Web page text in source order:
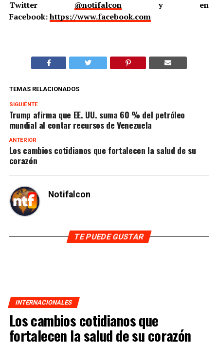
Twitter @notifalcony en
Facebook:https://www.facebook.com
TEMAS RELACIONADOS
SIGUIENTE
Trump afirma que EE. UU. suma 60 % del petróleo
mundial al contar recursos de Venezuela
ANTERIOR
Los cambios cotidianos que fortalecen la salud de su
corazón
Notifalcon
TE PUEDE GUSTAR
INTERNACIONALES
Los cambios cotidianos que
fortalecen la salud de su corazón